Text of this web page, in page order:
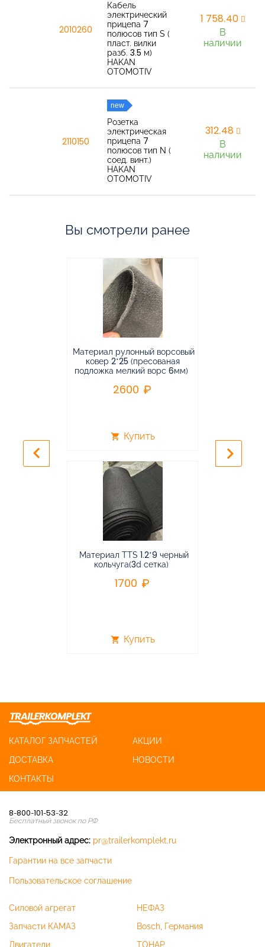
2010260
Кабель
электрический
прицепа 7
полюсов тип S (
пласт. вилки
разб. 3.5 м)
HAKAN
OTOMOTIV
1 758,40
В
наличии
2110150
new
Розетка
электрическая
прицепа 7
полюсов тип N (
соед. винт.)
HAKAN
OTOMOTIV
312,48
В
наличии
Вы смотрели ранее
Материал рулонный ворсовый
ковер 2*25 (пресованая
подложка мелкий ворс 6мм)
2600
shopping_cart Купить
Материал TTS 1.2*9 черный
кольчуга(3d сетка)
1700
shopping_cart Купить
keyboard_arrow_left keyboard_arrow_right
КАТАЛОГ ЗАПЧАСТЕЙ
АКЦИИ
ДОСТАВКА
НОВОСТИ
КОНТАКТЫ
8-800-101-53-32
Бесплатный звонок по РФ
Электронный адрес: pr@trailerkomplekt.ru
Гарантии на все запчасти
Пользовательское соглашение
Силовой агрегат
Запчасти КАМАЗ
Двигатели
НЕФАЗ
Bosch, Германия
ТОНАР